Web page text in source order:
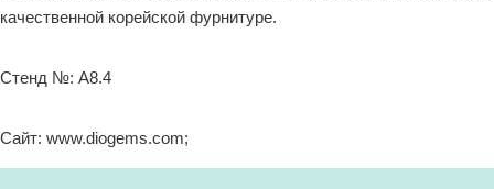
качественной корейской фурнитуре.
Стенд №: A8.4
Сайт: www.diogems.com;